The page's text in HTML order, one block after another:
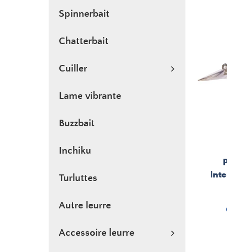
Spinnerbait
Chatterbait
Cuiller
Lame vibrante
Buzzbait
Inchiku
Turluttes
Autre leurre
Accessoire leurre